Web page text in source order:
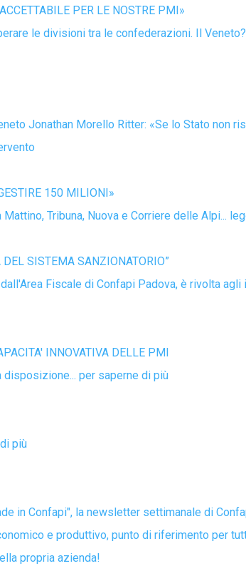
PER LE NOSTRE PMI»
le divisioni tra le confederazioni. Il
Jonathan Morello Ritter: «Se lo Stato non
150 MILIONI»
Tribuna, Nuova e Corriere delle Alpi...
SISTEMA SANZIONATORIO”
Fiscale di Confapi Padova, è rivolta agli
INNOVATIVA DELLE PMI
per saperne di più
più
in Confapi", la newsletter settimanale di
e produttivo, punto di riferimento per
propria azienda!